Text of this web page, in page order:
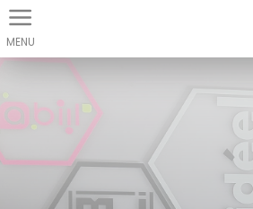
Panneau de gestion des cookies